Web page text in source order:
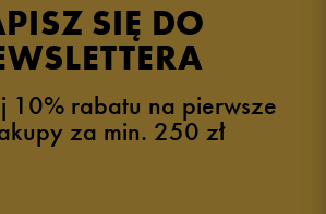
SIĘ DO
10% rabatu na pierwsze
za min. 250 zł